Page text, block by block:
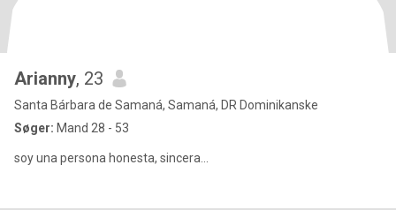
Arianny, 23
Santa Bárbara de Samaná, Samaná, DR Dominikanske
Søger: Mand 28 - 53
soy una persona honesta, sincera...